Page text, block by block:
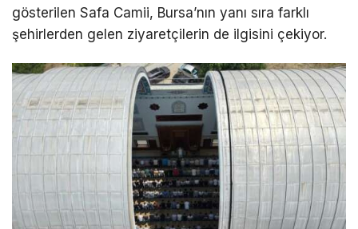
gösterilen Safa Camii, Bursa’nın yanı sıra farklı
şehirlerden gelen ziyaretçilerin de ilgisini çekiyor.